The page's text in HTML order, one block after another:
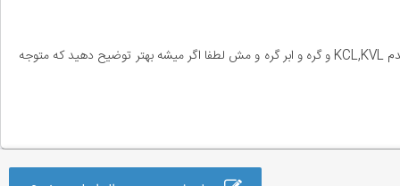
من دانشجو کاردانی برق هستم هیچی از درس مدارهای الکتریکی نفهمیدم KCL,KVL و گره و ابر گره و مش لطفا اگر میشه بهتر توضیح دهید که متوجه